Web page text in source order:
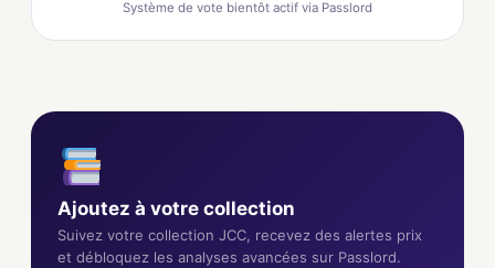
Système de vote bientôt actif via Passlord
Ajoutez à votre collection
Suivez votre collection JCC, recevez des alertes prix
et débloquez les analyses avancées sur Passlord.